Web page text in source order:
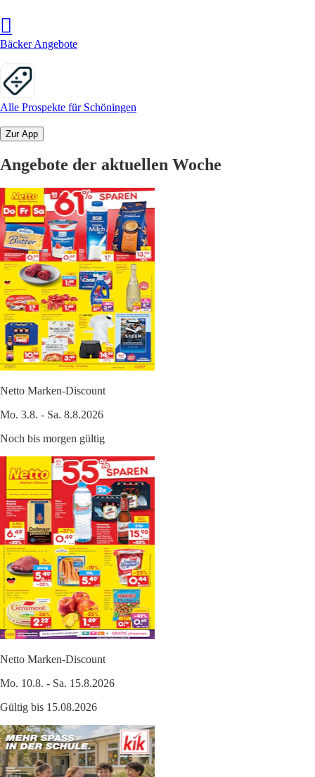
Bäcker Angebote
Alle Prospekte für Schöningen
Zur App
Angebote der aktuellen Woche
Netto Marken-Discount
Mo. 3.8. - Sa. 8.8.2026
Noch bis morgen gültig
Netto Marken-Discount
Mo. 10.8. - Sa. 15.8.2026
Gültig bis 15.08.2026